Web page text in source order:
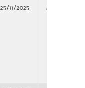
25/11/2025 Adjudicación